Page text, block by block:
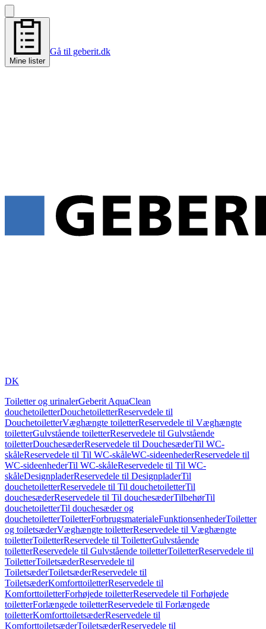
Mine lister
Gå til geberit.dk
DK
Toiletter og urinalerGeberit AquaClean
douchetoiletterDouchetoiletterReservedele til
DouchetoiletterVæghængte toiletterReservedele til Væghængte
toiletterGulvstående toiletterReservedele til Gulvstående
toiletterDouchesæderReservedele til DouchesæderTil WC-
skåleReservedele til Til WC-skåleWC-sideenhederReservedele til
WC-sideenhederTil WC-skåleReservedele til Til WC-
skåleDesignpladerReservedele til DesignpladerTil
douchetoiletterReservedele til Til douchetoiletterTil
douchesæderReservedele til Til douchesæderTilbehørTil
douchetoiletterTil douchesæder og
douchetoiletterToiletterForbrugsmaterialeFunktionsenhederToiletter
og toiletsæderVæghængte toiletterReservedele til Væghængte
toiletterToiletterReservedele til ToiletterGulvstående
toiletterReservedele til Gulvstående toiletterToiletterReservedele til
ToiletterToiletsæderReservedele til
ToiletsæderToiletsæderReservedele til
ToiletsæderKomforttoiletterReservedele til
KomforttoiletterForhøjede toiletterReservedele til Forhøjede
toiletterForlængede toiletterReservedele til Forlængede
toiletterKomforttoiletsæderReservedele til
KomforttoiletsæderToiletsæderReservedele til